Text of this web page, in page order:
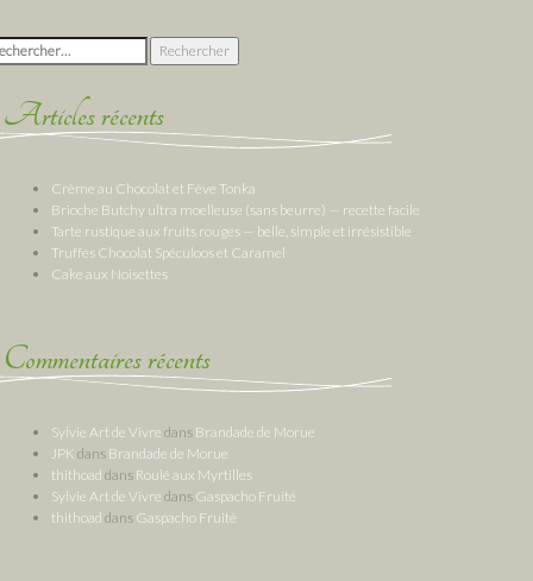
:
Articles récents
Crème au Chocolat et Fève Tonka
Brioche Butchy ultra moelleuse (sans beurre) — recette facile
Tarte rustique aux fruits rouges — belle, simple et irrésistible
Truffes Chocolat Spéculoos et Caramel
Cake aux Noisettes
Commentaires récents
Sylvie Art de Vivre dans Brandade de Morue
JPK dans Brandade de Morue
thithoad dans Roulé aux Myrtilles
Sylvie Art de Vivre dans Gaspacho Fruité
thithoad dans Gaspacho Fruité